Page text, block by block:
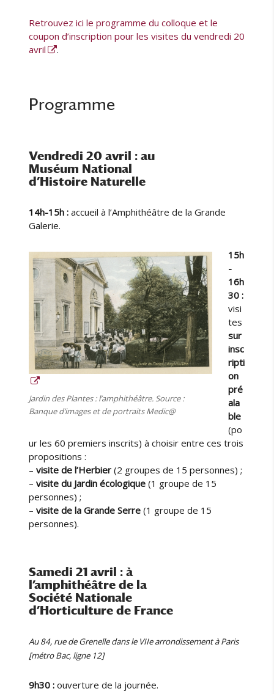
Retrouvez ici le programme du colloque et le
coupon d’inscription pour les visites du vendredi 20
avril
.
Programme
Vendredi 20 avril : au
Muséum National
d’Histoire Naturelle
14h-15h :accueil à l’Amphithéâtre de la Grande
Galerie.
Jardin des Plantes : l’amphithéâtre. Source :
Banque d’images et de portraits Medic@
1 5h
-
16h
30 :
visi
tes
sur
insc
ripti
on
pré
ala
ble
(po
ur les 60 premiers inscrits) à choisir entre ces trois
propositions :
–visite de l’Herbier (2 groupes de 15 personnes) ;
–visite du Jardin écologique (1 groupe de 15
personnes) ;
–visite de la Grande Serre (1 groupe de 15
personnes).
Samedi 21 avril : à
l’amphithéâtre de la
Société Nationale
d’Horticulture de France
Au 84, rue de Grenelle dans le VIIe arrondissement à Paris
[métro Bac, ligne 12]
9h30 :ouverture de la journée.